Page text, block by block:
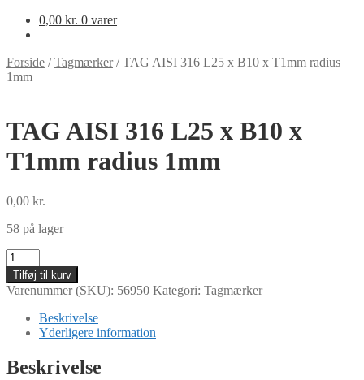
0,00 kr. 0 varer
Forside /Tagmærker/TAG AISI 316 L25 x B10 x T1mm radius
1mm
TAG AISI 316 L25 x B10 x
T1mm radius 1mm
0,00 kr.
58 på lager
TAG
AISI
316
L25
B10
T1mm
radius
Tilføj til kurv
Varenummer (SKU): 56950 Kategori: Tagmærker
Beskrivelse
Yderligere information
Beskrivelse